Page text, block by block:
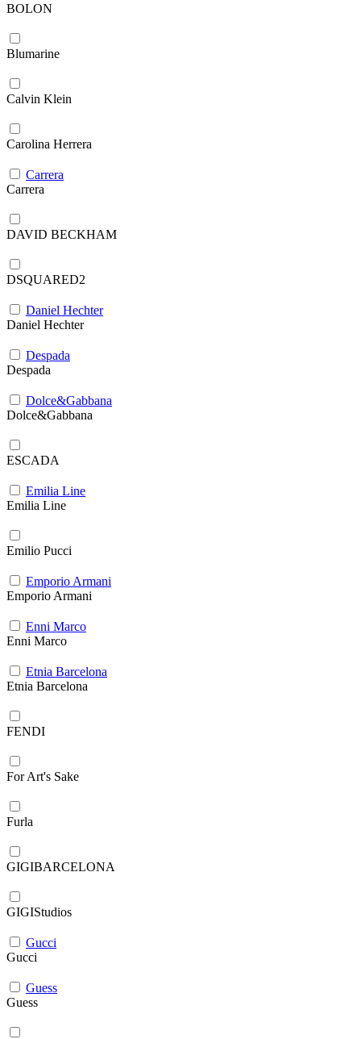
BOLON
Blumarine
Calvin Klein
Carolina Herrera
Carrera
Carrera
DAVID BECKHAM
DSQUARED2
Daniel Hechter
Daniel Hechter
Despada
Despada
Dolce&Gabbana
Dolce&Gabbana
ESCADA
Emilia Line
Emilia Line
Emilio Pucci
Emporio Armani
Emporio Armani
Enni Marco
Enni Marco
Etnia Barcelona
Etnia Barcelona
FENDI
For Art's Sake
Furla
GIGIBARCELONA
GIGIStudios
Gucci
Gucci
Guess
Guess